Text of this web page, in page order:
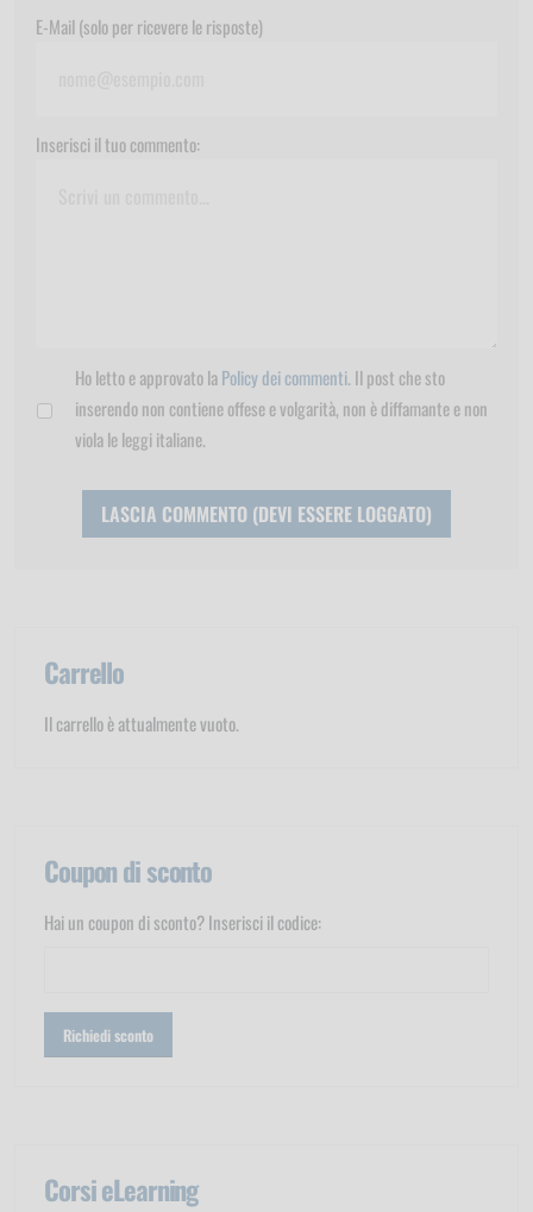
E-Mail (solo per ricevere le risposte)
Inserisci il tuo commento:
Ho letto e approvato laPolicy dei commenti. Il post che sto
inserendo non contiene offese e volgarità, non è diffamante e non
viola le leggi italiane.
Carrello
Il carrello è attualmente vuoto.
Coupon di sconto
Hai un coupon di sconto? Inserisci il codice:
Corsi eLearning